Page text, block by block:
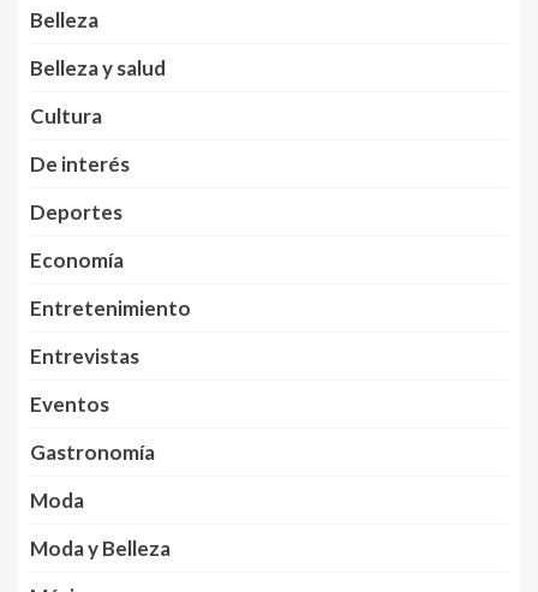
Belleza
Belleza y salud
Cultura
De interés
Deportes
Economía
Entretenimiento
Entrevistas
Eventos
Gastronomía
Moda
Moda y Belleza